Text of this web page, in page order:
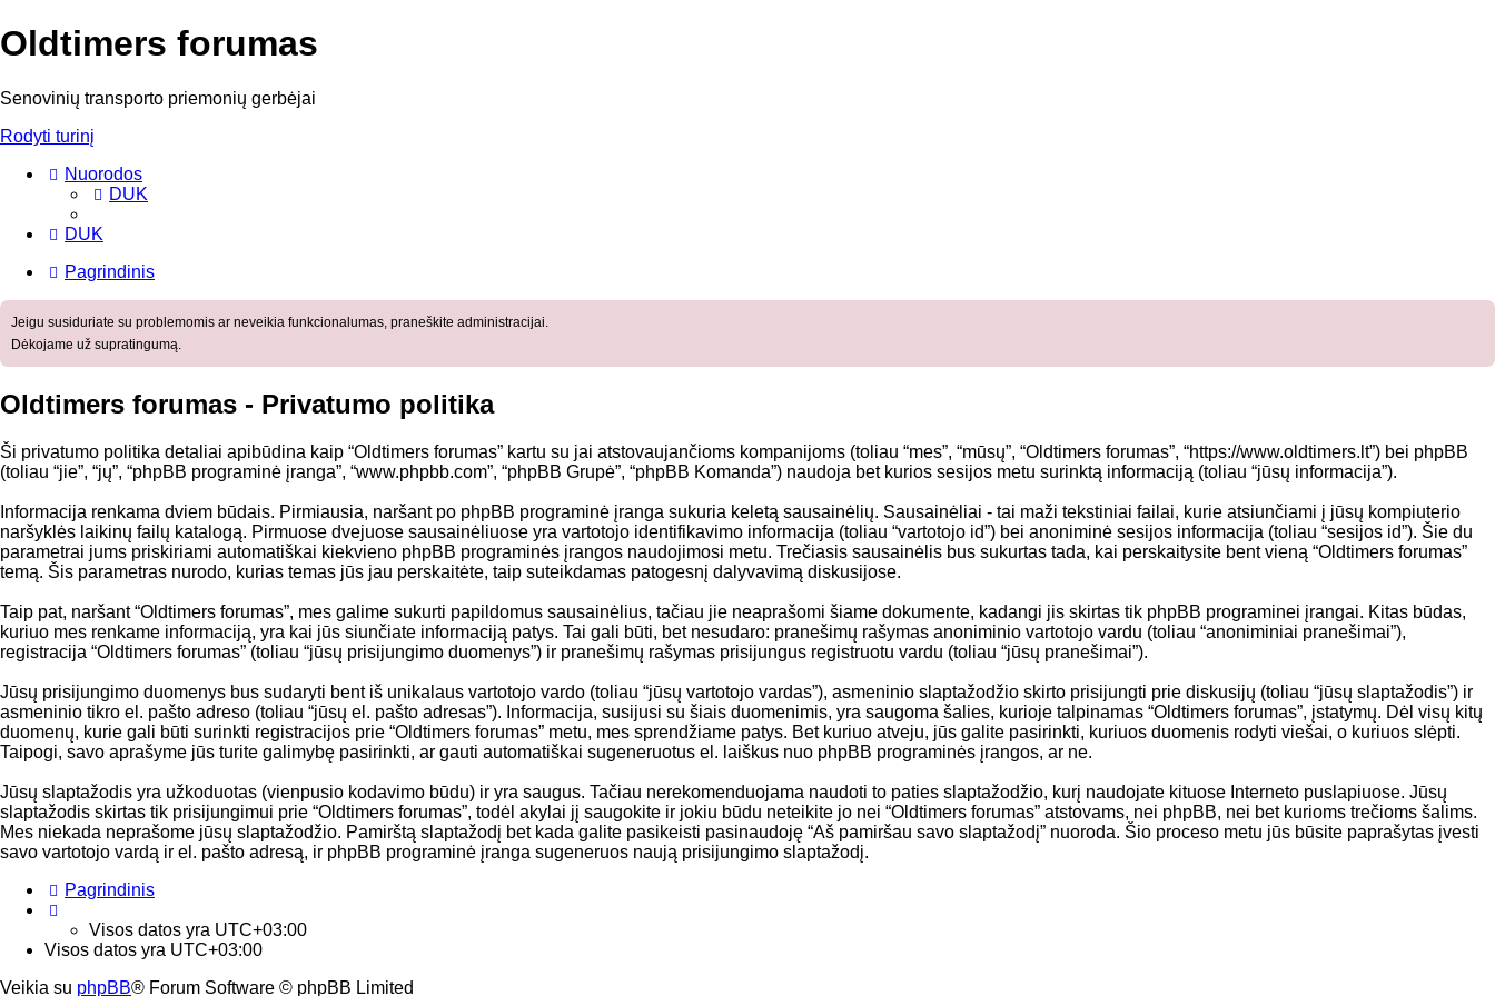
Oldtimers forumas
Senovinių transporto priemonių gerbėjai
Rodyti turinį
Nuorodos
DUK
DUK
Pagrindinis
Jeigu susiduriate su problemomis ar neveikia funkcionalumas, praneškite administracijai.
Dėkojame už supratingumą.
Oldtimers forumas - Privatumo politika
Ši privatumo politika detaliai apibūdina kaip “Oldtimers forumas” kartu su jai atstovaujančioms kompanijoms (toliau “mes”, “mūsų”, “Oldtimers forumas”, “https://www.oldtimers.lt”) bei phpBB
(toliau “jie”, “jų”, “phpBB programinė įranga”, “www.phpbb.com”, “phpBB Grupė”, “phpBB Komanda”) naudoja bet kurios sesijos metu surinktą informaciją (toliau “jūsų informacija”).
Informacija renkama dviem būdais. Pirmiausia, naršant po phpBB programinė įranga sukuria keletą sausainėlių. Sausainėliai - tai maži tekstiniai failai, kurie atsiunčiami į jūsų kompiuterio
naršyklės laikinų failų katalogą. Pirmuose dvejuose sausainėliuose yra vartotojo identifikavimo informacija (toliau “vartotojo id”) bei anoniminė sesijos informacija (toliau “sesijos id”). Šie du
parametrai jums priskiriami automatiškai kiekvieno phpBB programinės įrangos naudojimosi metu. Trečiasis sausainėlis bus sukurtas tada, kai perskaitysite bent vieną “Oldtimers forumas”
temą. Šis parametras nurodo, kurias temas jūs jau perskaitėte, taip suteikdamas patogesnį dalyvavimą diskusijose.
Taip pat, naršant “Oldtimers forumas”, mes galime sukurti papildomus sausainėlius, tačiau jie neaprašomi šiame dokumente, kadangi jis skirtas tik phpBB programinei įrangai. Kitas būdas,
kuriuo mes renkame informaciją, yra kai jūs siunčiate informaciją patys. Tai gali būti, bet nesudaro: pranešimų rašymas anoniminio vartotojo vardu (toliau “anoniminiai pranešimai”),
registracija “Oldtimers forumas” (toliau “jūsų prisijungimo duomenys”) ir pranešimų rašymas prisijungus registruotu vardu (toliau “jūsų pranešimai”).
Jūsų prisijungimo duomenys bus sudaryti bent iš unikalaus vartotojo vardo (toliau “jūsų vartotojo vardas”), asmeninio slaptažodžio skirto prisijungti prie diskusijų (toliau “jūsų slaptažodis”) ir
asmeninio tikro el. pašto adreso (toliau “jūsų el. pašto adresas”). Informacija, susijusi su šiais duomenimis, yra saugoma šalies, kurioje talpinamas “Oldtimers forumas”, įstatymų. Dėl visų kitų
duomenų, kurie gali būti surinkti registracijos prie “Oldtimers forumas” metu, mes sprendžiame patys. Bet kuriuo atveju, jūs galite pasirinkti, kuriuos duomenis rodyti viešai, o kuriuos slėpti.
Taipogi, savo aprašyme jūs turite galimybę pasirinkti, ar gauti automatiškai sugeneruotus el. laiškus nuo phpBB programinės įrangos, ar ne.
Jūsų slaptažodis yra užkoduotas (vienpusio kodavimo būdu) ir yra saugus. Tačiau nerekomenduojama naudoti to paties slaptažodžio, kurį naudojate kituose Interneto puslapiuose. Jūsų
slaptažodis skirtas tik prisijungimui prie “Oldtimers forumas”, todėl akylai jį saugokite ir jokiu būdu neteikite jo nei “Oldtimers forumas” atstovams, nei phpBB, nei bet kurioms trečioms šalims.
Mes niekada neprašome jūsų slaptažodžio. Pamirštą slaptažodį bet kada galite pasikeisti pasinaudoję “Aš pamiršau savo slaptažodį” nuoroda. Šio proceso metu jūs būsite paprašytas įvesti
savo vartotojo vardą ir el. pašto adresą, ir phpBB programinė įranga sugeneruos naują prisijungimo slaptažodį.
Pagrindinis
Visos datos yra UTC+03:00
Visos datos yra UTC+03:00
Veikia su phpBB® Forum Software © phpBB Limited